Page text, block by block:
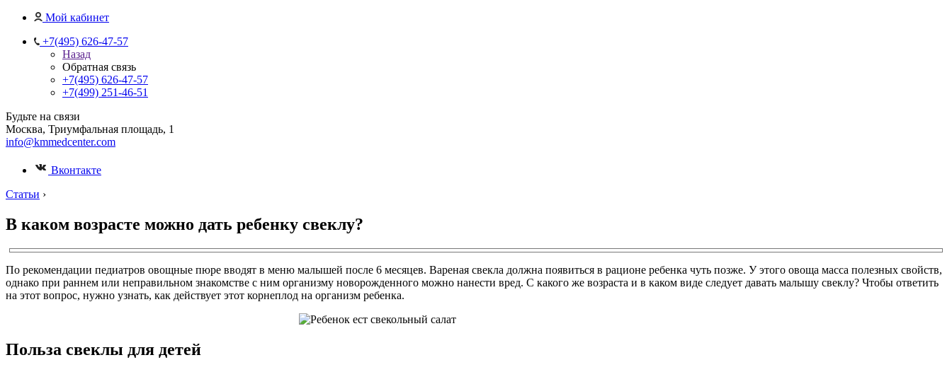
Мой кабинет
+7(495) 626-47-57
Назад
Обратная связь
+7(495) 626-47-57
+7(499) 251-46-51
Будьте на связи
Москва, Триумфальная площадь, 1
info@kmmedcenter.com
Вконтакте
Статьи ›
В каком возрасте можно дать ребенку свеклу?
По рекомендации педиатров овощные пюре вводят в меню малышей после 6 месяцев. Вареная свекла должна появиться в рационе ребенка чуть позже. У этого овоща масса полезных свойств,
однако при раннем или неправильном знакомстве с ним организму новорожденного можно нанести вред. С какого же возраста и в каком виде следует давать малышу свеклу? Чтобы ответить
на этот вопрос, нужно узнать, как действует этот корнеплод на организм ребенка.
Польза свеклы для детей